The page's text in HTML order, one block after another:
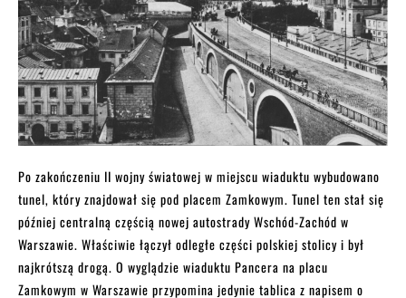
Po zakończeniu II wojny światowej w miejscu wiaduktu wybudowano
tunel, który znajdował się pod placem Zamkowym. Tunel ten stał się
później centralną częścią nowej autostrady Wschód-Zachód w
Warszawie. Właściwie łączył odległe części polskiej stolicy i był
najkrótszą drogą. O wyglądzie wiaduktu Pancera na placu
Zamkowym w Warszawie przypomina jedynie tablica z napisem o